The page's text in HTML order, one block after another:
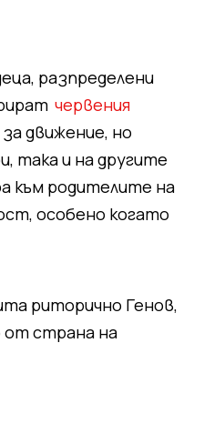
разпределени
червения
движение, но
така и на другите
към родителите на
особено когато
риторично Генов,
от страна на